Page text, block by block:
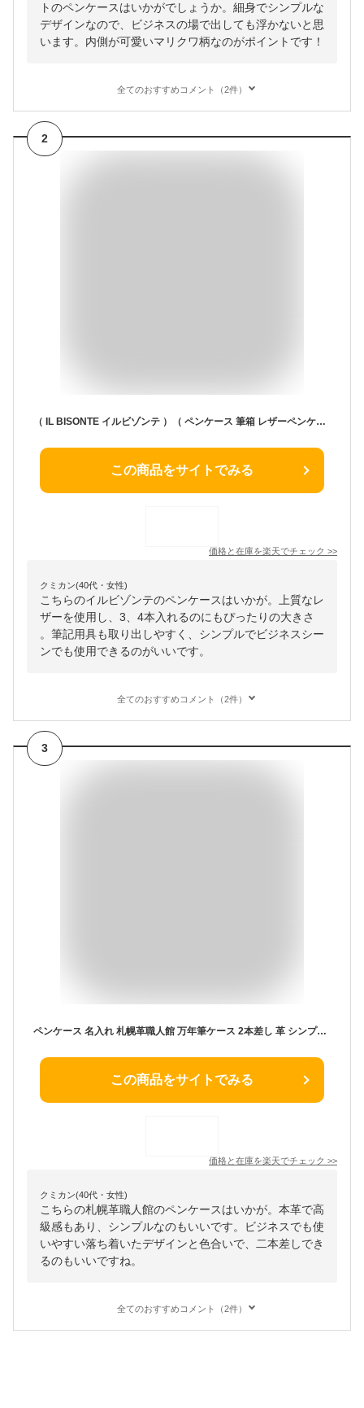
トのペンケースはいかがでしょうか。細身でシンプルな
デザインなので、ビジネスの場で出しても浮かないと思
います。内側が可愛いマリクワ柄なのがポイントです！
全てのおすすめコメント（2件）
2
（ IL BISONTE イルビゾンテ ）（ ペンケース 筆箱 レザーペンケース 定番 ）イル ビゾンテ ZipペンケースIL BISONTE / イル・ビゾンテ / イルビゾンテ（ 54_1_ 411466 メンズ レディース ）（ 商品番号 IB-411466 ）
この商品をサイトでみる
価格と在庫を楽天でチェック >>
クミカン(40代・女性)
こちらのイルビゾンテのペンケースはいかが。上質なレ
ザーを使用し、3、4本入れるのにもぴったりの大きさ
。筆記用具も取り出しやすく、シンプルでビジネスシー
ンでも使用できるのがいいです。
全てのおすすめコメント（2件）
3
ペンケース 名入れ 札幌革職人館 万年筆ケース 2本差し 革 シンプル おしゃれ レザー 本革 メンズ レディース 1本 2本 3本 大人 筆箱 ペン差し 大学生 仕切り 小さめ ブランド 高級感 日本製 就職祝い 昇進 退職 入学 男性 女性 ビジネス ギフト プレゼント 敬老の日
この商品をサイトでみる
価格と在庫を楽天でチェック >>
クミカン(40代・女性)
こちらの札幌革職人館のペンケースはいかが。本革で高
級感もあり、シンプルなのもいいです。ビジネスでも使
いやすい落ち着いたデザインと色合いで、二本差しでき
るのもいいですね。
全てのおすすめコメント（2件）